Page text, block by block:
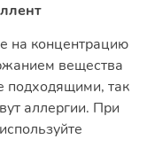
на концентрацию
вещества
подходящими, так
аллергии. При